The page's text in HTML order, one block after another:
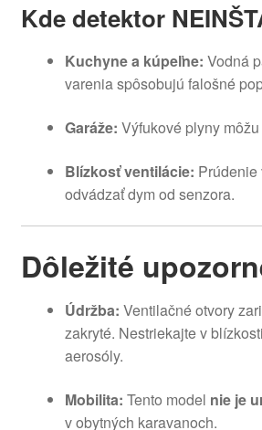
Kde detektor
Kuchyne a kúpeľne: Vodná
varenia spôsobujú falošné
Garáže: Výfukové plyny
Blízkosť ventilácie: Prúdenie
odvádzať dym od senzora.
Dôležité
Údržba: Ventilačné otvory
zakryté. Nestriekajte v
aerosóly.
Mobilita: Tento model nie je
v obytných karavanoch.